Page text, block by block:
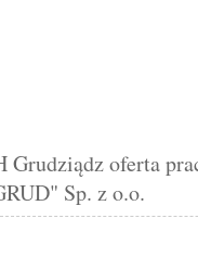
oferta
Sp. z o.o.